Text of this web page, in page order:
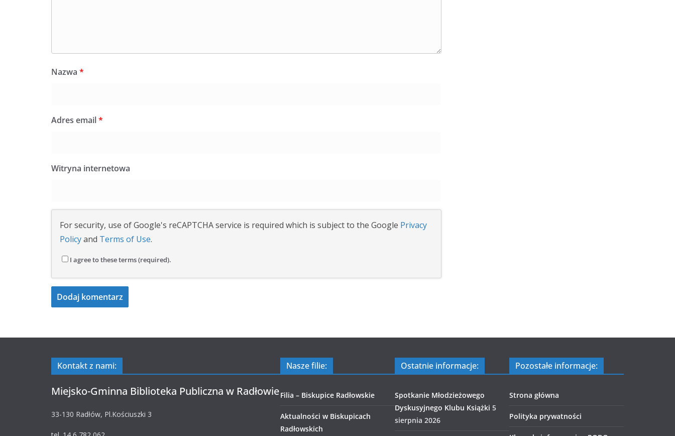
Nazwa *
Adres email*
Witryna internetowa
For security, use of Google's reCAPTCHA service is required which is subject to the Google Privacy
Policyand Terms of Use.
I agree to these terms (required).
Kontakt z nami:
Miejsko-Gminna Biblioteka Publiczna w Radłowie
33-130 Radłów, Pl.Kościuszki 3
Nasze filie:
Filia – Biskupice Radłowskie
Aktualności w Biskupicach
Radłowskich
Ostatnie informacje:
Spotkanie Młodzieżowego
Dyskusyjnego Klubu Książki 5
sierpnia 2026
Pozostałe informacje:
Strona główna
Polityka prywatności